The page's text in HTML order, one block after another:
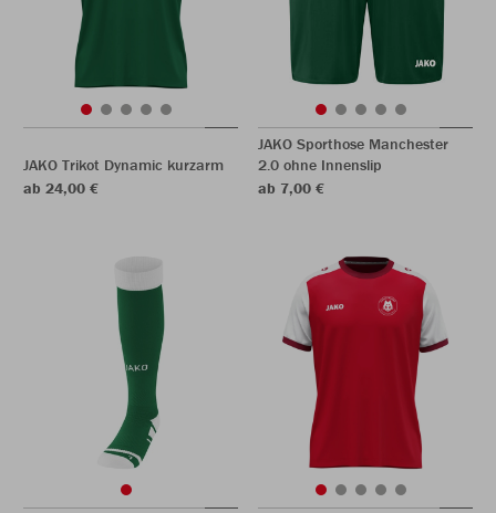
JAKO Trikot Dynamic kurzarm
ab 24,00 €
JAKO Sporthose Manchester
2.0 ohne Innenslip
ab 7,00 €